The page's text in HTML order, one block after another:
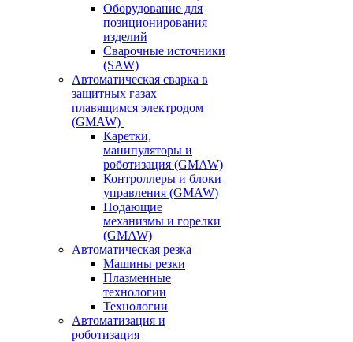
Оборудование для
позиционирования
изделий
Сварочные источники
(SAW)
Автоматическая сварка в
защитных газах
плавящимся электродом
(GMAW)
Каретки,
манипуляторы и
роботизация (GMAW)
Контроллеры и блоки
управления (GMAW)
Подающие
механизмы и горелки
(GMAW)
Автоматическая резка
Машины резки
Плазменные
технологии
Технологии
Автоматизация и
роботизация